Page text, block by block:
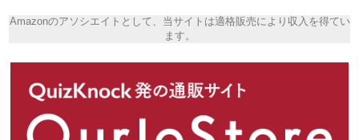
Amazonのアソシエイトとして、当サイトは適格販売により収入を得てい
ます。